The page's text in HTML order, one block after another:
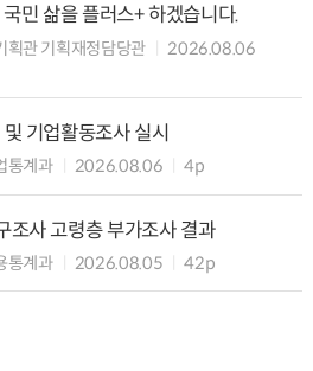
민 삶을 플러스+ 하겠습니다.
획관 기획재정담당관
2026.08.06
기업활동조사 실시
통계과 2026.08.06 4p
사 고령층 부가조사 결과
통계과 2026.08.05 42p